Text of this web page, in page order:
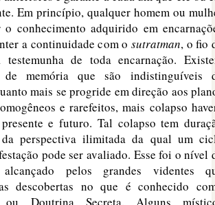
Em princípio, qualquer homem ou
o conhecimento adquirido em
a continuidade com o sutratman, o fio
de toda encarnação.
de memória que são indistinguíveis
mais se progride em direção aos
e rarefeitos, mais colapso
e futuro. Tal colapso tem
perspectiva ilimitada da qual um
pode ser avaliado. Esse foi o nível
alcançado pelos grandes videntes
descobertas no que é conhecido